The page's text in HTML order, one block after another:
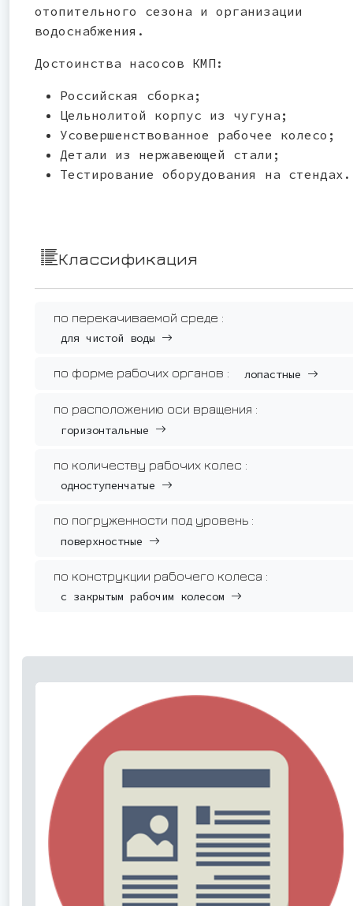
отопительного сезона и организации
водоснабжения.
Достоинства насосов КМП:
Российская сборка;
Цельнолитой корпус из чугуна;
Усовершенствованное рабочее колесо;
Детали из нержавеющей стали;
Тестирование оборудования на стендах.
Классификация
по перекачиваемой среде :
для чистой воды
по форме рабочих органов : лопастные
по расположению оси вращения :
горизонтальные
по количеству рабочих колес :
одноступенчатые
по погруженности под уровень :
поверхностные
по конструкции рабочего колеса :
с закрытым рабочим колесом